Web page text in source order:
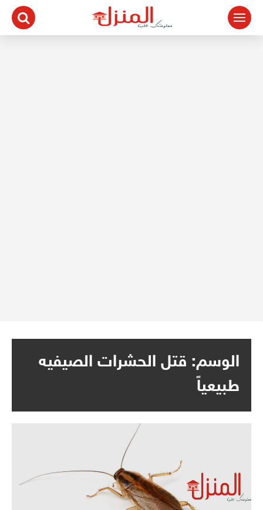
التجاوز
المحتوى
الوسم: قتل الحشرات الصيفيه
طبيعياً